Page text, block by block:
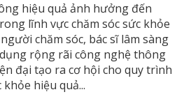
hiệu quả ảnh hưởng đến
lĩnh vực chăm sóc sức khỏe
chăm sóc, bác sĩ lâm sàng
rộng rãi công nghệ thông
đại tạo ra cơ hội cho quy trình
khỏe hiệu quả...